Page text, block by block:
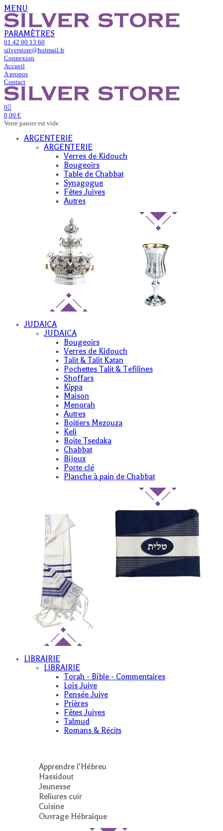
MENU
PARAMÈTRES
01 42 00 13 60
silverstore@hotmail.fr
Connexion
Accueil
A propos
Contact
0
0,00 €
Votre panier est vide.
ARGENTERIE
ARGENTERIE
Verres de Kidouch
Bougeoirs
Table de Chabbat
Synagogue
Fêtes Juives
Autres
JUDAICA
JUDAICA
Bougeoirs
Verres de Kidouch
Talit & Talit Katan
Pochettes Talit & Tefilines
Shoffars
Kippa
Maison
Menorah
Autres
Boitiers Mezouza
Keli
Boite Tsedaka
Chabbat
Bijoux
Porte clé
Planche à pain de Chabbat
LIBRAIRIE
LIBRAIRIE
Torah - Bible - Commentaires
Lois Juive
Pensée Juive
Prières
Fêtes Juives
Talmud
Romans & Récits
Apprendre l’Hébreu
Hassidout
Jeunesse
Reliures cuir
Cuisine
Ouvrage Hébraïque